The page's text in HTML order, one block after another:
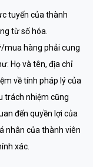
tuyến của thành
từ số hóa.
mua hàng phải cung
Họ và tên, địa chỉ
về tính pháp lý của
trách nhiệm cũng
đến quyền lợi của
nhân của thành viên
xác.